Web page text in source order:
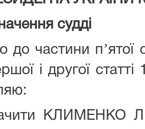
судді
до частини пʼятої
і другої статті
КЛИМЕНКО